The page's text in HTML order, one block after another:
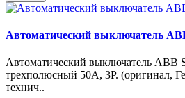
Автоматический выключатель
Автоматический выключатель ABB
трехполюсный 50А, 3Р. (оригинал,
технич..